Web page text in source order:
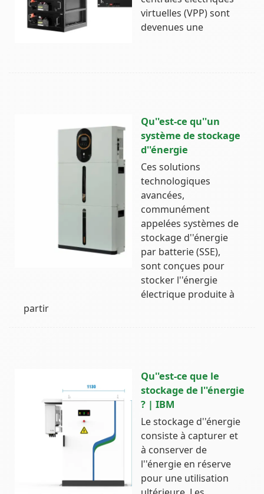
virtuelles (VPP) sont
devenues une
Qu''est-ce qu''un
système de stockage
d''énergie
Ces solutions
technologiques
avancées,
communément
appelées systèmes de
stockage d''énergie
par batterie (SSE),
sont conçues pour
stocker l''énergie
électrique produite à
partir
Qu''est-ce que le
stockage de l''énergie
? | IBM
Le stockage d''énergie
consiste à capturer et
à conserver de
l''énergie en réserve
pour une utilisation